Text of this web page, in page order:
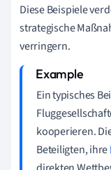
Diese Beispiele
strategische
verringern.
Ein typisches
kooperieren.
Beteiligten, ihre